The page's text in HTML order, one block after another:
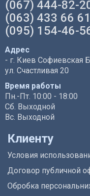
(067) 444-82-
(063) 433 66 61
(095) 154-46-
Адрес
- г. Киев Софиевская
ул. Счастливая 20
Время работы
Пн.-Пт. 10:00 - 18:00
Сб. Выходной
Вс. Выходной
Клиенту
Условия
Договор публичной
Обробка